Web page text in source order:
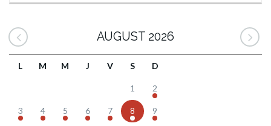
AUGUST 2026
L M M J V S D
1 2
3 4 5 6 7 8 9